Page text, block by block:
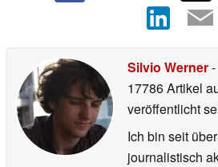
Silvio Werner
17786 Artikel
veröffentlicht
Ich bin seit
journalistisch